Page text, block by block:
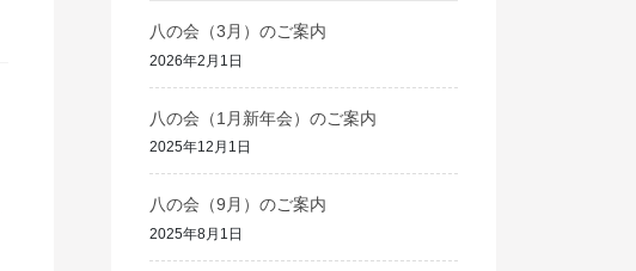
八の会（3月）のご案内
2026年2月1日
八の会（1月新年会）のご案内
2025年12月1日
八の会（9月）のご案内
2025年8月1日